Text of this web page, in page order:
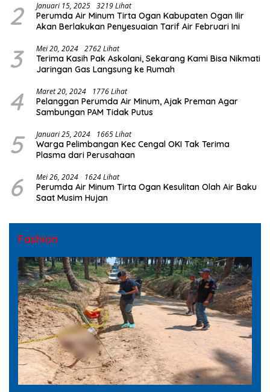
2 Januari 15, 2025 3219 Lihat
Perumda Air Minum Tirta Ogan Kabupaten Ogan Ilir
Akan Berlakukan Penyesuaian Tarif Air Februari Ini
3 Mei 20, 2024 2762 Lihat
Terima Kasih Pak Askolani, Sekarang Kami Bisa Nikmati
Jaringan Gas Langsung ke Rumah
4 Maret 20, 2024 1776 Lihat
Pelanggan Perumda Air Minum, Ajak Preman Agar
Sambungan PAM Tidak Putus
5 Januari 25, 2024 1665 Lihat
Warga Pelimbangan Kec Cengal OKI Tak Terima
Plasma dari Perusahaan
6 Mei 26, 2024 1624 Lihat
Perumda Air Minum Tirta Ogan Kesulitan Olah Air Baku
Saat Musim Hujan
Fashion